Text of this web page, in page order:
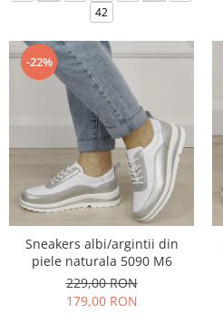
42
-22%
Sneakers albi/argintii din
piele naturala 5090 M6
229,00 RON
179,00 RON